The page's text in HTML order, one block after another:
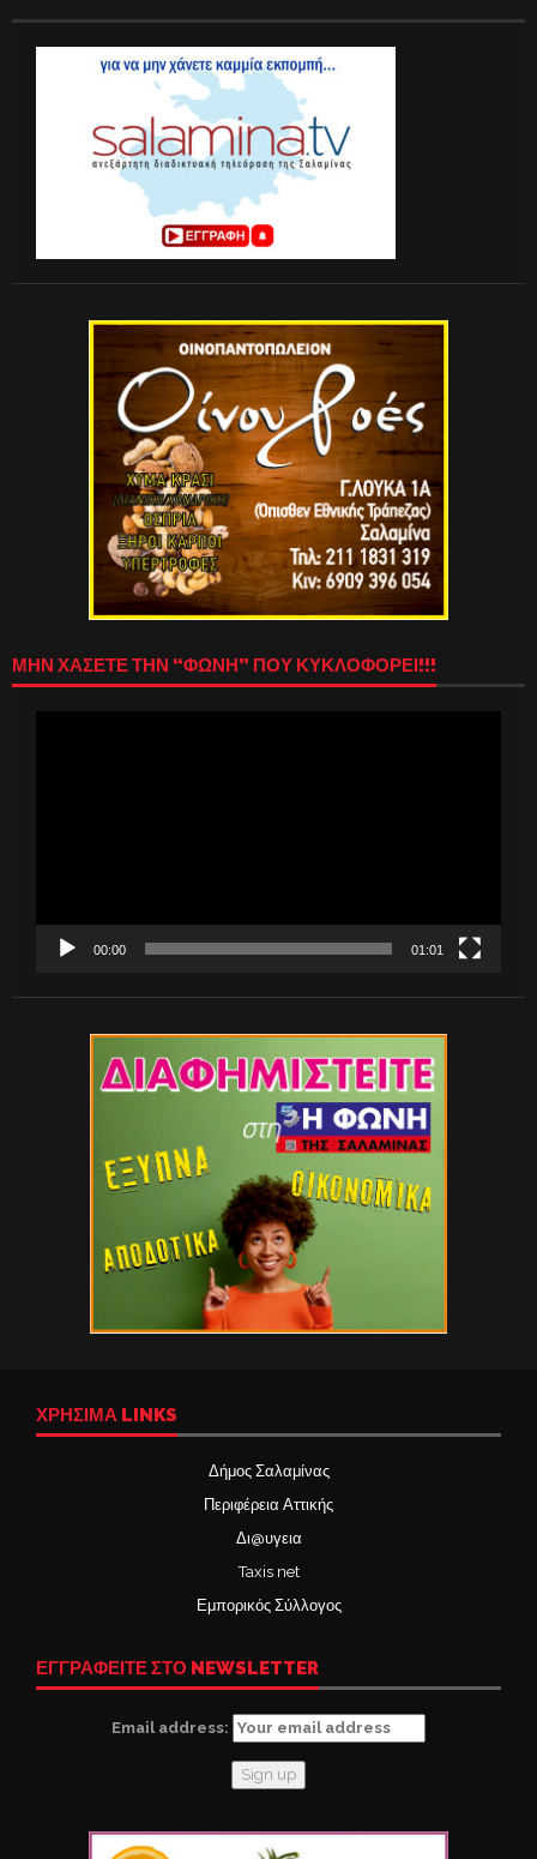
ΜΗΝ ΧΑΣΕΤΕ ΤΗΝ “ΦΩΝΗ” ΠΟΥ ΚΥΚΛΟΦΟΡΕΙ!!!
00:00 01:01
ΧΡΉΣΙΜΑ LINKS
Δήμος Σαλαμίνας
Περιφέρεια Αττικής
Δι@υγεια
Taxis net
Εμπορικός Σύλλογος
ΕΓΓΡΑΦΕΙΤΕ ΣΤΟ NEWSLETTER
Email address: